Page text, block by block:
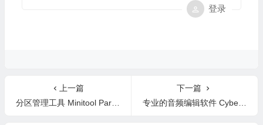
登录
上一篇
分区管理工具 Minitool Partition Wizard 13.0 英文版
下一篇
专业的音频编辑软件 CyberLink AudioDirector v16.0.5703.0 中文版